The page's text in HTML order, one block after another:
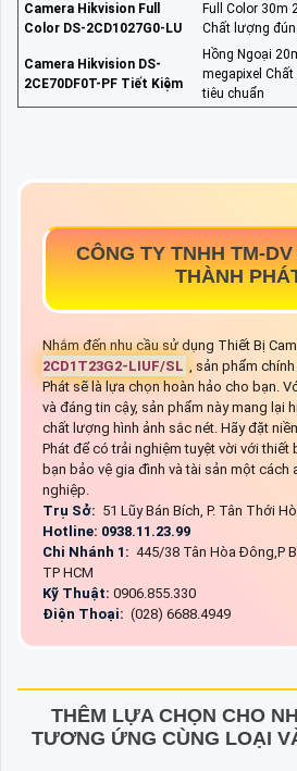
Camera Hikvision Full
Color DS-2CD1027G0-LU
Full Color 30m
Chất lượng
Camera Hikvision DS-
2CE70DF0T-PF Tiết Kiệm
Hồng Ngoại
megapixel
tiêu chuẩn
CÔNG TY TNHH TM-
THÀNH
Nhắm đến nhu cầu sử dụng Thiết Bị
2CD1T23G2-LIUF/SL , sản phẩm
Phát sẽ là lựa chọn hoàn hảo cho bạn.
và đáng tin cậy, sản phẩm này mang lại
chất lượng hình ảnh sắc nét. Hãy đặt
Phát để có trải nghiệm tuyệt vời với thiết
bạn bảo vệ gia đình và tài sản một cách
nghiệp.
Trụ Sở: 51 Lũy Bán Bích, P. Tân Thới
Hotline: 0938.11.23.99
Chi Nhánh 1: 445/38 Tân Hòa Đông,P
TP HCM
Kỹ Thuật: 0906.855.330
Điện Thoại: (028) 6688.4949
THÊM LỰA CHỌN CHO
TƯƠNG ỨNG CÙNG LOẠI